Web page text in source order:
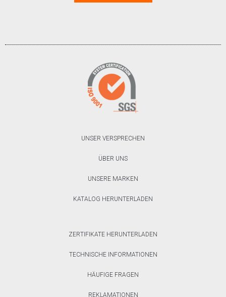
UNSER VERSPRECHEN
ÜBER UNS
UNSERE MARKEN
KATALOG HERUNTERLADEN
ZERTIFIKATE HERUNTERLADEN
TECHNISCHE INFORMATIONEN
HÄUFIGE FRAGEN
REKLAMATIONEN